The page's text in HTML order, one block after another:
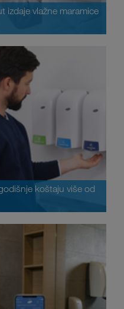
izdaje vlažne maramice
koštaju više od